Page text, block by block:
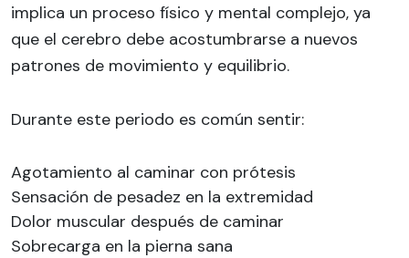
implica un proceso físico y mental complejo, ya
que el cerebro debe acostumbrarse a nuevos
patrones de movimiento y equilibrio.
Durante este periodo es común sentir:
Agotamiento al caminar con prótesis
Sensación de pesadez en la extremidad
Dolor muscular después de caminar
Sobrecarga en la pierna sana